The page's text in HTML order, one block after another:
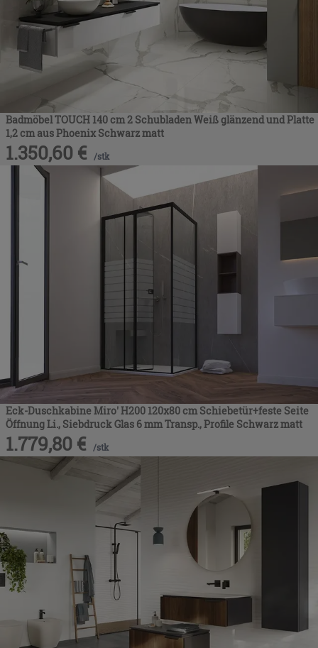
Badmöbel TOUCH 140 cm 2 Schubladen Weiß glänzend und Platte
1,2 cm aus Phoenix Schwarz matt
1.350,60 € /stk
Eck-Duschkabine Miro' H200 120x80 cm Schiebetür+feste Seite
Öffnung Li., Siebdruck Glas 6 mm Transp., Profile Schwarz matt
1.779,80 € /stk